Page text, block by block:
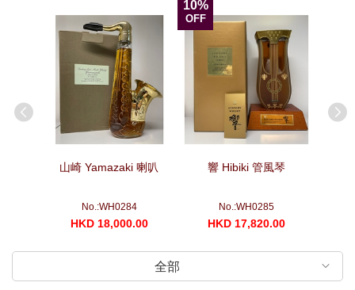
山崎 Yamazaki 喇叭
No.:WH0284
HKD 18,000.00
10%
OFF
響 Hibiki 管風琴
No.:WH0285
HKD 17,820.00
全部